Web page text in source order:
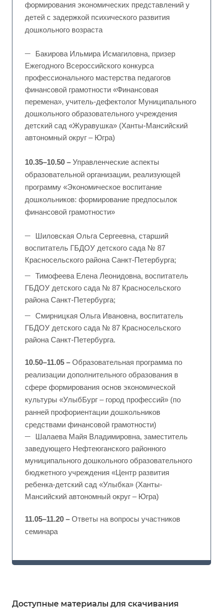
формирования экономических представлений у
детей с задержкой психического развития
дошкольного возраста
Бакирова Ильмира Исмагиловна, призер
Ежегодного Всероссийского конкурса
профессионального мастерства педагогов
финансовой грамотности «Финансовая
перемена», учитель-дефектолог Муниципального
дошкольного образовательного учреждения
детский сад «Журавушка» (Ханты-Мансийский
автономный округ – Югра)
10.35–10.50 – Управленческие аспекты
образовательной организации, реализующей
программу «Экономическое воспитание
дошкольников: формирование предпосылок
финансовой грамотности»
Шиловская Ольга Сергеевна, старший
воспитатель ГБДОУ детского сада № 87
Красносельского района Санкт-Петербурга;
Тимофеева Елена Леонидовна, воспитатель
ГБДОУ детского сада № 87 Красносельского
района Санкт-Петербурга;
Смирницкая Ольга Ивановна, воспитатель
ГБДОУ детского сада № 87 Красносельского
района Санкт-Петербурга.
10.50–11.05 – Образовательная программа по
реализации дополнительного образования в
сфере формирования основ экономической
культуры «УлыбБург – город профессий» (по
ранней профориентации дошкольников
средствами финансовой грамотности)
Шалаева Майя Владимировна, заместитель
заведующего Нефтеюганского районного
муниципального дошкольного образовательного
бюджетного учреждения «Центр развития
ребенка-детский сад «Улыбка» (Ханты-
Мансийский автономный округ – Югра)
11.05–11.20 – Ответы на вопросы участников
семинара
Доступные материалы для скачивания